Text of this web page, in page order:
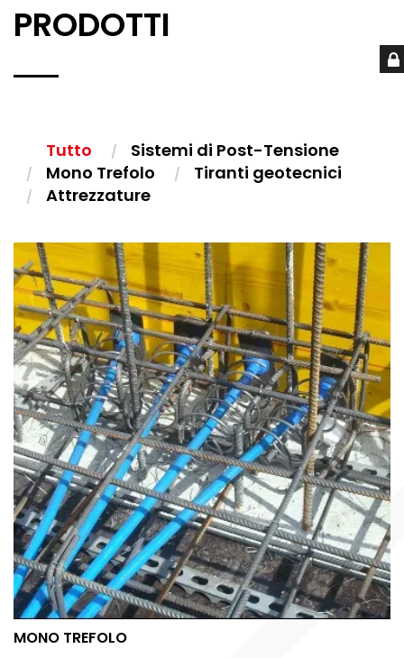
PRODOTTI
Tutto
Sistemi di Post-Tensione
Mono Trefolo
Tiranti geotecnici
Attrezzature
MONO TREFOLO
MONO TREFOLO